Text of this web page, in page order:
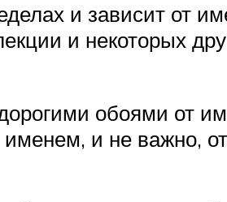
и зависит от
и некоторых
обоями от
и не важно,